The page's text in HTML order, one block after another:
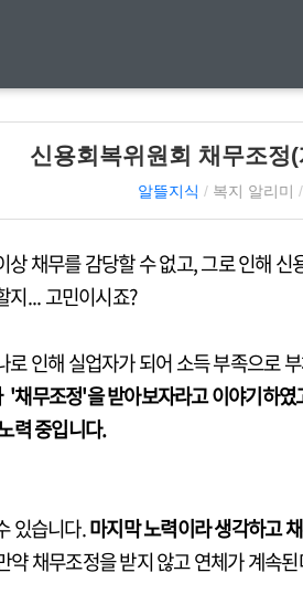
신용회복위원회 채무조정
알뜰지식 / 복지 알리미 /
상 채무를 감당할 수 없고, 그로 인해
지... 고민이시죠?
로 인해 실업자가 되어 소득 부족으로
'채무조정'을 받아보자라고 이야기하
력 중입니다.
있습니다.마지막 노력이라 생각하고
약 채무조정을 받지 않고 연체가 계속